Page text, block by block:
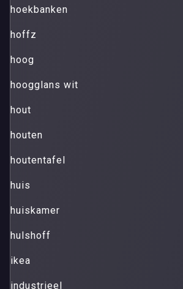
hoekbanken
hoffz
hoog
hoogglans wit
hout
houten
houtentafel
huis
huiskamer
hulshoff
ikea
industrieel